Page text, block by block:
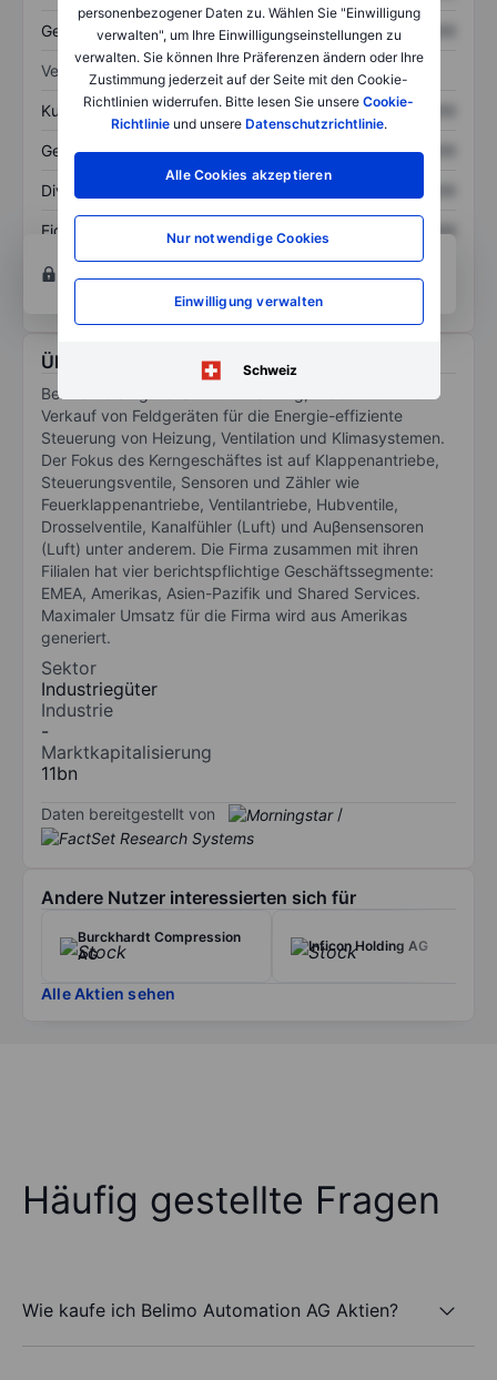
personenbezogener Daten zu. Wählen Sie "Einwilligung
verwalten", um Ihre Einwilligungseinstellungen zu
verwalten. Sie können Ihre Präferenzen ändern oder Ihre
Zustimmung jederzeit auf der Seite mit den Cookie-
Richtlinien widerrufen. Bitte lesen Sie unsere Cookie-
Richtlinieund unsere Datenschutzrichtlinie.
Alle Cookies akzeptieren
Nur notwendige Cookies
Einwilligung verwalten
Schweiz
Gesamtschulden XXXXXXX XXXXXXX
Verhältnisse
Kurs/Umsatz XXXXXXX XXXXXXX
Gewinn je Aktie XXXXXXX XXXXXXX
Dividende je Aktie
Eigenkapitalrendite XXXXXXX
XXXXXXX
Konto eröffnenum Zugriff auf mehr Diagramm-
und Analyse-Tools zu erhalten.
Über Belimo Automation AG
Belimo Holding AG ist in Entwicklung, Produktion und
Verkauf von Feldgeräten für die Energie-effiziente
Steuerung von Heizung, Ventilation und Klimasystemen.
Der Fokus des Kerngeschäftes ist auf Klappenantriebe,
Steuerungsventile, Sensoren und Zähler wie
Feuerklappenantriebe, Ventilantriebe, Hubventile,
Drosselventile, Kanalfühler (Luft) und Auβensensoren
(Luft) unter anderem. Die Firma zusammen mit ihren
Filialen hat vier berichtspflichtige Geschäftssegmente:
EMEA, Amerikas, Asien-Pazifik und Shared Services.
Maximaler Umsatz für die Firma wird aus Amerikas
generiert.
Sektor
Industriegüter
Industrie
-
Marktkapitalisierung
11bn
Daten bereitgestellt von /
Andere Nutzer interessierten sich für
Burckhardt Compression
AG
Inficon Holding AG
Alle Aktien sehen
Häufig gestellte Fragen
Wie kaufe ich Belimo Automation AG Aktien?